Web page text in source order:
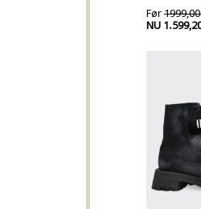
Før 1999,00
NU